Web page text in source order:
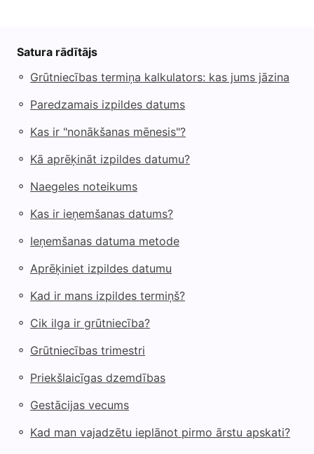
Satura rādītājs
◦ Grūtniecības termiņa kalkulators: kas jums jāzina
◦ Paredzamais izpildes datums
◦ Kas ir "nonākšanas mēnesis"?
◦ Kā aprēķināt izpildes datumu?
◦ Naegeles noteikums
◦ Kas ir ieņemšanas datums?
◦ Ieņemšanas datuma metode
◦ Aprēķiniet izpildes datumu
◦ Kad ir mans izpildes termiņš?
◦ Cik ilga ir grūtniecība?
◦ Grūtniecības trimestri
◦ Priekšlaicīgas dzemdības
◦ Gestācijas vecums
◦ Kad man vajadzētu ieplānot pirmo ārstu apskati?